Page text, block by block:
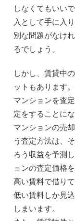
しなくてもいい
入として手に入
別な問題がなけ
るでしょう。
しかし、賃貸中
ットもあります
マンションを査
定をすることに
マンションの売
う査定方法は、
ろう収益を予測
ョンの査定価格
高い賃料で借り
低い賃料しか見
しまいます。